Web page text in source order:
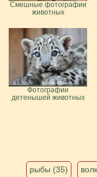
Смешные фотографии
животных
Фотографии
детенышей животных
рыбы (35)